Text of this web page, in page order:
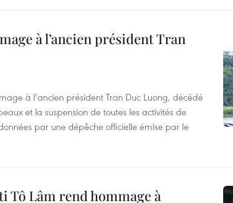
à l’ancien président Tran
à l’ancien président Tran Duc Luong, décédé
et la suspension de toutes les activités de
par une dépêche officielle émise par le
Tô Lâm rend hommage à